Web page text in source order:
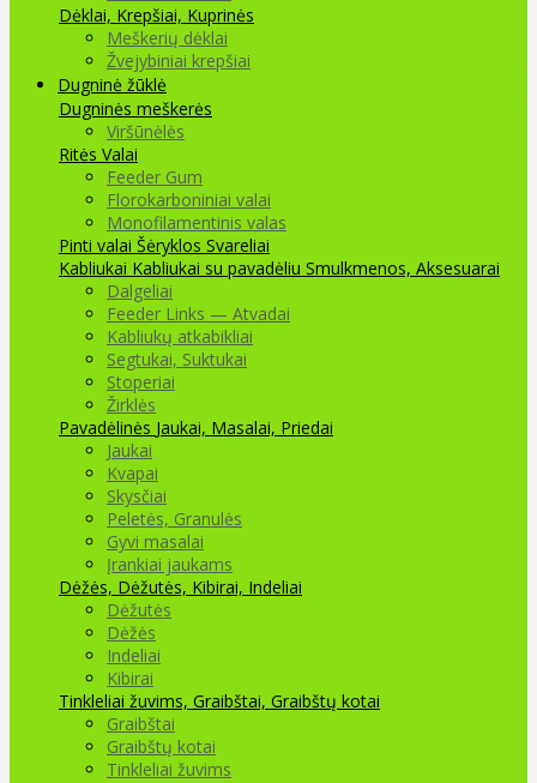
Dėklai, Krepšiai, Kuprinės
Meškerių dėklai
Žvejybiniai krepšiai
Dugninė žūklė
Dugninės meškerės
Viršūnėlės
Ritės Valai
Feeder Gum
Florokarboniniai valai
Monofilamentinis valas
Pinti valai Šėryklos Svareliai
Kabliukai Kabliukai su pavadėliu Smulkmenos, Aksesuarai
Dalgeliai
Feeder Links — Atvadai
Kabliukų atkabikliai
Segtukai, Suktukai
Stoperiai
Žirklės
Pavadėlinės Jaukai, Masalai, Priedai
Jaukai
Kvapai
Skysčiai
Peletės, Granulės
Gyvi masalai
Įrankiai jaukams
Dėžės, Dėžutės, Kibirai, Indeliai
Dėžutės
Dėžės
Indeliai
Kibirai
Tinkleliai žuvims, Graibštai, Graibštų kotai
Graibštai
Graibštų kotai
Tinkleliai žuvims